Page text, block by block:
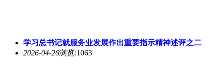
学习总书记就服务业发展作出重要指示精神述评之二
2026-04-26浏览:1063